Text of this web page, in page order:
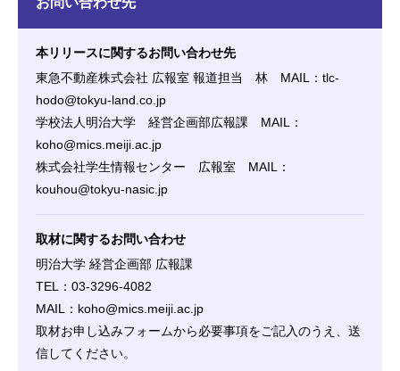
本リリースに関するお問い合わせ先
東急不動産株式会社 広報室 報道担当 林 MAIL：tlc-
hodo@tokyu-land.co.jp
学校法人明治大学 経営企画部広報課 MAIL：
koho@mics.meiji.ac.jp
株式会社学生情報センター 広報室 MAIL：
kouhou@tokyu-nasic.jp
取材に関するお問い合わせ
明治大学 経営企画部 広報課
TEL：03-3296-4082
MAIL：koho@mics.meiji.ac.jp
取材お申し込みフォームから必要事項をご記入のうえ、送
信してください。